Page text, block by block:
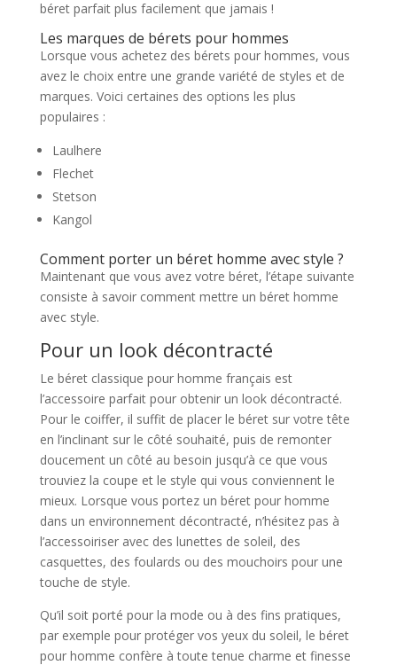
béret parfait plus facilement que jamais !
Les marques de bérets pour hommes
Lorsque vous achetez des bérets pour hommes, vous
avez le choix entre une grande variété de styles et de
marques. Voici certaines des options les plus
populaires :
Laulhere
Flechet
Stetson
Kangol
Comment porter un béret homme avec style ?
Maintenant que vous avez votre béret, l’étape suivante
consiste à savoir comment mettre un béret homme
avec style.
Pour un look décontracté
Le béret classique pour homme français est
l’accessoire parfait pour obtenir un look décontracté.
Pour le coiffer, il suffit de placer le béret sur votre tête
en l’inclinant sur le côté souhaité, puis de remonter
doucement un côté au besoin jusqu’à ce que vous
trouviez la coupe et le style qui vous conviennent le
mieux. Lorsque vous portez un béret pour homme
dans un environnement décontracté, n’hésitez pas à
l’accessoiriser avec des lunettes de soleil, des
casquettes, des foulards ou des mouchoirs pour une
touche de style.
Qu’il soit porté pour la mode ou à des fins pratiques,
par exemple pour protéger vos yeux du soleil, le béret
pour homme confère à toute tenue charme et finesse